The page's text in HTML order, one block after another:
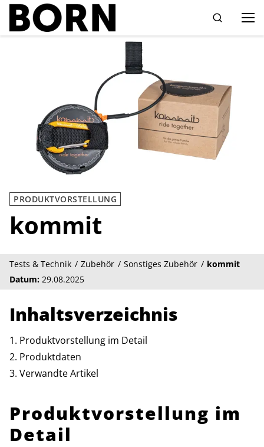
PRODUKTVORSTELLUNG
kommit
Tests & Technik Zubehör Sonstiges Zubehör
kommit
Datum: 29.08.2025
Inhaltsverzeichnis
Produktvorstellung im Detail
Produktdaten
Verwandte Artikel
Produktvorstellung im
Detail
Drücken Sie die Eingabetaste zum Suchen